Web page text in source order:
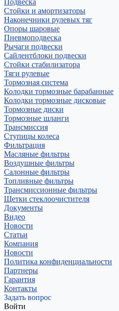
Подвеска
Стойки и амортизаторы
Наконечники рулевых тяг
Опоры шаровые
Пневмоподвеска
Рычаги подвески
Сайлентблоки подвески
Стойки стабилизатора
Тяги рулевые
Тормозная система
Колодки тормозные барабанные
Колодки тормозные дисковые
Тормозные диски
Тормозные шланги
Трансмиссия
Ступицы колеса
Фильтрация
Масляные фильтры
Воздушные фильтры
Салонные фильтры
Топливные фильтры
Трансмиссионные фильтры
Щетки стеклоочистителя
Документы
Видео
Новости
Статьи
Компания
Новости
Политика конфиденциальности
Партнеры
Гарантия
Контакты
Задать вопрос
Войти